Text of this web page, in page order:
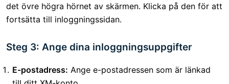
det övre högra hörnet av skärmen. Klicka på den för att
fortsätta till inloggningssidan.
Steg 3: Ange dina inloggningsuppgifter
E-postadress: Ange e-postadressen som är länkad